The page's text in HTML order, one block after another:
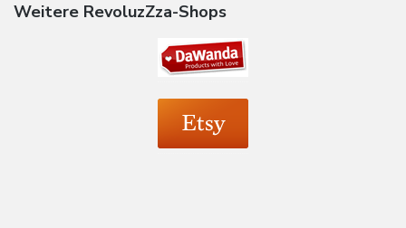
Weitere RevoluzZza-Shops